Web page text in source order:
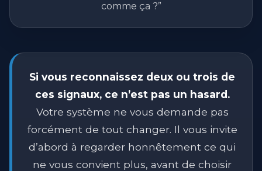
comme ça ?”
Si vous reconnaissez deux ou trois de
ces signaux, ce n’est pas un hasard.
Votre système ne vous demande pas
forcément de tout changer. Il vous invite
d’abord à regarder honnêtement ce qui
ne vous convient plus, avant de choisir